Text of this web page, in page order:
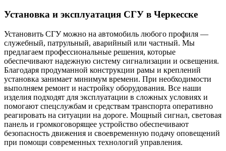
Установка и эксплуатация СГУ в Черкесске
Установить СГУ можно на автомобиль любого профиля —
служебный, патрульный, аварийный или частный. Мы
предлагаем профессиональные решения, которые
обеспечивают надежную систему сигнализации и освещения.
Благодаря продуманной конструкции рамы и креплений
установка занимает минимум времени. При необходимости
выполняем ремонт и настройку оборудования. Все наши
изделия подходят для эксплуатации в сложных условиях и
помогают спецслужбам и средствам транспорта оперативно
реагировать на ситуации на дороге. Мощный сигнал, световая
панель и громкоговорящее устройство обеспечивают
безопасность движения и своевременную подачу оповещений
при помощи современных технологий управления.